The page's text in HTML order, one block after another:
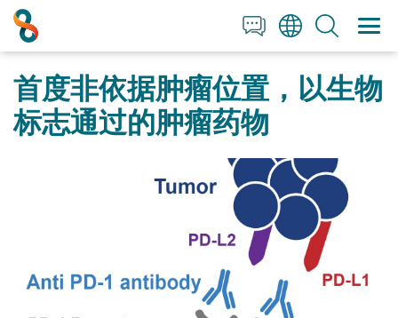
English
日本語
简体中文
+1 858 622 2900
All Contact Information
首度非依据肿瘤位置，以生物
标志通过的肿瘤药物